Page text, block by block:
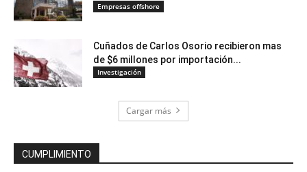
Empresas offshore
Cuñados de Carlos Osorio recibieron mas
de $6 millones por importación...
Investigación
Cargar más
CUMPLIMIENTO